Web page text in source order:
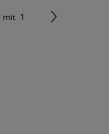
mit 1